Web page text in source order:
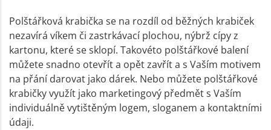
Polštářková krabička se na rozdíl od běžných krabiček
nezavírá víkem či zastrkávací plochou, nýbrž cípy z
kartonu, které se sklopí. Takovéto polštářkové balení
můžete snadno otevřít a opět zavřít a s Vaším motivem
na přání darovat jako dárek. Nebo můžete polštářkové
krabičky využít jako marketingový předmět s Vaším
individuálně vytištěným logem, sloganem a kontaktními
údaji.